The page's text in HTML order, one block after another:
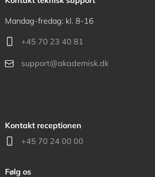
Mandag-fredag: kl. 8-16
+45 70 23 40 81
support@akademisk.dk
Kontakt receptionen
+45 70 24 00 00
Følg os